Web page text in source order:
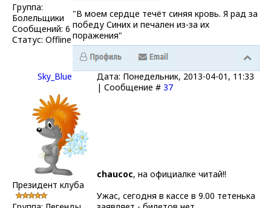
Группа:
Болельщики
Сообщений: 6
Статус: Offline
"В моем сердце течёт синяя кровь. Я рад за
победу Синих и печален из-за их
поражения"
Sky_Blue
Дата: Понедельник, 2013-04-01, 11:33
| Сообщение # 37
Президент клуба
chaucoc, на официалке читай!!
Ужас, сегодня в кассе в 9.00 тетенька